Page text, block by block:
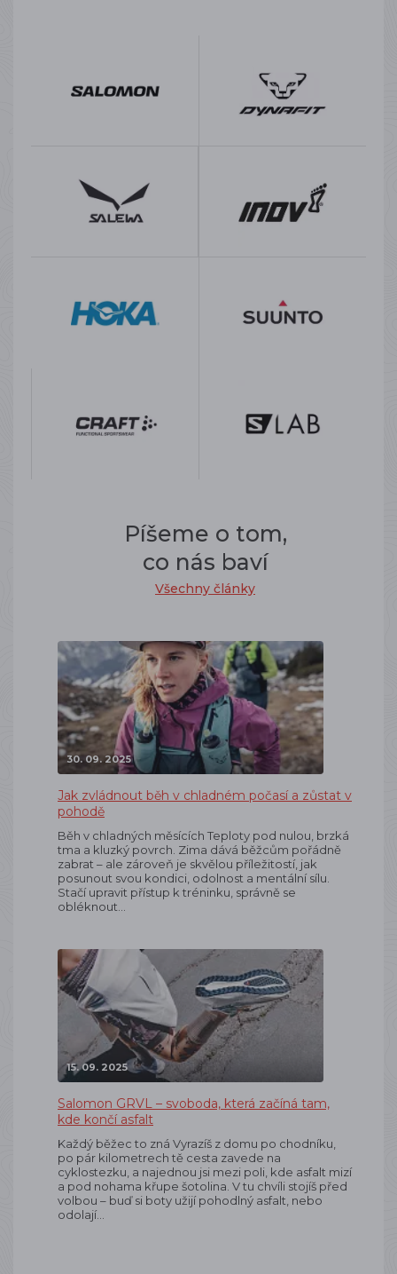
Píšeme o tom,
co nás baví
Všechny články
30. 09. 2025
Jak zvládnout běh v chladném počasí a zůstat v
pohodě
Běh v chladných měsících Teploty pod nulou, brzká
tma a kluzký povrch. Zima dává běžcům pořádně
zabrat – ale zároveň je skvělou příležitostí, jak
posunout svou kondici, odolnost a mentální sílu.
Stačí upravit přístup k tréninku, správně se
obléknout…
15. 09. 2025
Salomon GRVL – svoboda, která začíná tam,
kde končí asfalt
Každý běžec to zná Vyrazíš z domu po chodníku,
po pár kilometrech tě cesta zavede na
cyklostezku, a najednou jsi mezi poli, kde asfalt mizí
a pod nohama křupe šotolina. V tu chvíli stojíš před
volbou – buď si boty užijí pohodlný asfalt, nebo
odolají…